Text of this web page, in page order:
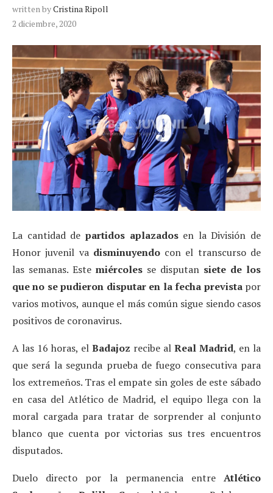
written byCristina Ripoll
2 diciembre, 2020
La cantidad de partidos aplazadosen la División de
Honor juvenil va disminuyendocon el transcurso de
las semanas. Este miércoles se disputan siete de los
que no se pudieron disputar en la fecha previstapor
varios motivos, aunque el más común sigue siendo casos
positivos de coronavirus.
A las 16 horas, el Badajoz recibe al Real Madrid, en la
que será la segunda prueba de fuego consecutiva para
los extremeños. Tras el empate sin goles de este sábado
en casa del Atlético de Madrid, el equipo llega con la
moral cargada para tratar de sorprender al conjunto
blanco que cuenta por victorias sus tres encuentros
disputados.
Duelo directo por la permanencia entre Atlético